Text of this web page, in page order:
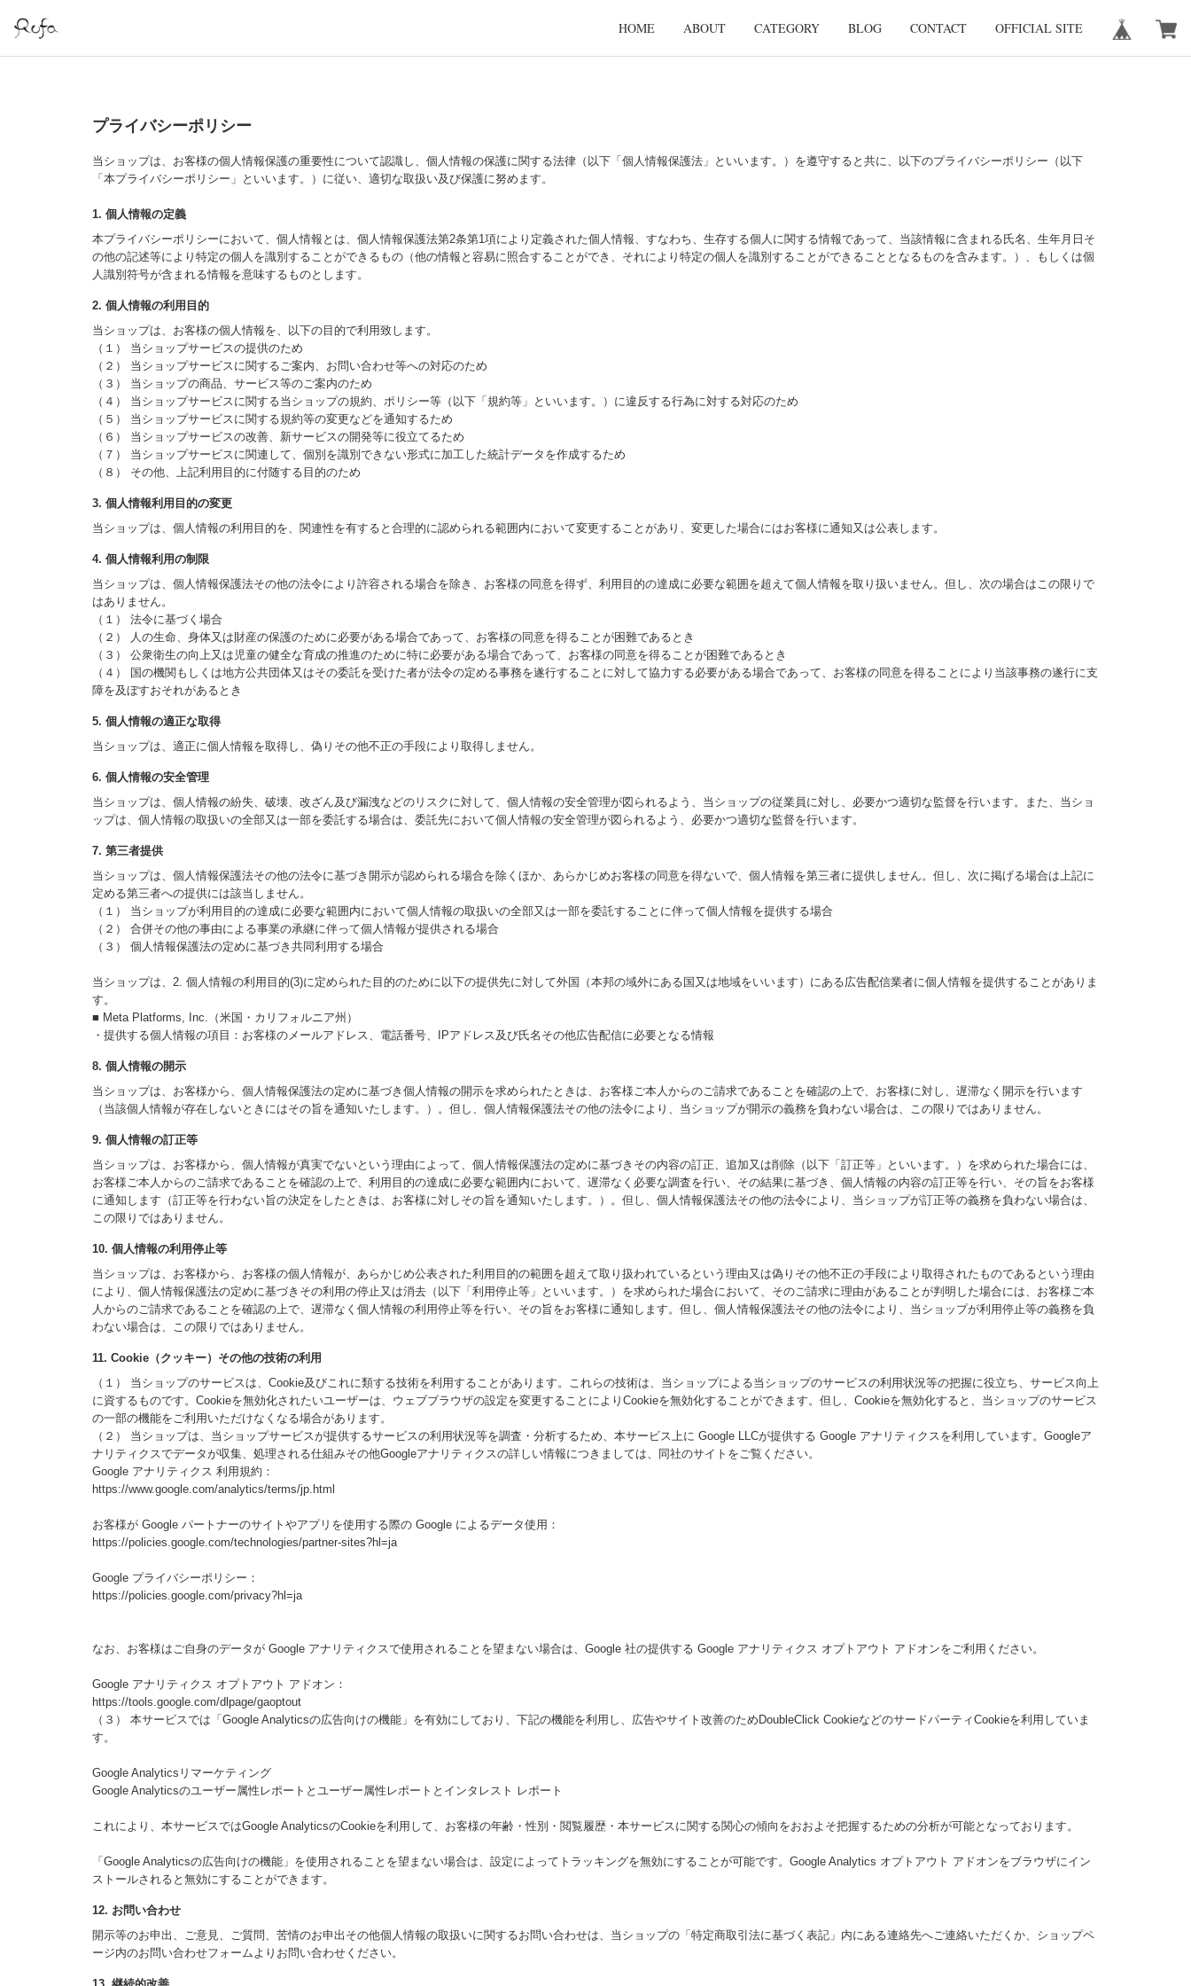
HOME ABOUT CATEGORY BLOG CONTACT OFFICIAL SITE
プライバシーポリシー
当ショップは、お客様の個人情報保護の重要性について認識し、個人情報の保護に関する法律（以下「個人情報保護法」といいます。）を遵守すると共に、以下のプライバシーポリシー（以下
「本プライバシーポリシー」といいます。）に従い、適切な取扱い及び保護に努めます。
1. 個人情報の定義
本プライバシーポリシーにおいて、個人情報とは、個人情報保護法第2条第1項により定義された個人情報、すなわち、生存する個人に関する情報であって、当該情報に含まれる氏名、生年月日そ
の他の記述等により特定の個人を識別することができるもの（他の情報と容易に照合することができ、それにより特定の個人を識別することができることとなるものを含みます。）、もしくは個
人識別符号が含まれる情報を意味するものとします。
2. 個人情報の利用目的
当ショップは、お客様の個人情報を、以下の目的で利用致します。
（１） 当ショップサービスの提供のため
（２） 当ショップサービスに関するご案内、お問い合わせ等への対応のため
（３） 当ショップの商品、サービス等のご案内のため
（４） 当ショップサービスに関する当ショップの規約、ポリシー等（以下「規約等」といいます。）に違反する行為に対する対応のため
（５） 当ショップサービスに関する規約等の変更などを通知するため
（６） 当ショップサービスの改善、新サービスの開発等に役立てるため
（７） 当ショップサービスに関連して、個別を識別できない形式に加工した統計データを作成するため
（８） その他、上記利用目的に付随する目的のため
3. 個人情報利用目的の変更
当ショップは、個人情報の利用目的を、関連性を有すると合理的に認められる範囲内において変更することがあり、変更した場合にはお客様に通知又は公表します。
4. 個人情報利用の制限
当ショップは、個人情報保護法その他の法令により許容される場合を除き、お客様の同意を得ず、利用目的の達成に必要な範囲を超えて個人情報を取り扱いません。但し、次の場合はこの限りで
はありません。
（１） 法令に基づく場合
（２） 人の生命、身体又は財産の保護のために必要がある場合であって、お客様の同意を得ることが困難であるとき
（３） 公衆衛生の向上又は児童の健全な育成の推進のために特に必要がある場合であって、お客様の同意を得ることが困難であるとき
（４） 国の機関もしくは地方公共団体又はその委託を受けた者が法令の定める事務を遂行することに対して協力する必要がある場合であって、お客様の同意を得ることにより当該事務の遂行に支
障を及ぼすおそれがあるとき
5. 個人情報の適正な取得
当ショップは、適正に個人情報を取得し、偽りその他不正の手段により取得しません。
6. 個人情報の安全管理
当ショップは、個人情報の紛失、破壊、改ざん及び漏洩などのリスクに対して、個人情報の安全管理が図られるよう、当ショップの従業員に対し、必要かつ適切な監督を行います。また、当ショ
ップは、個人情報の取扱いの全部又は一部を委託する場合は、委託先において個人情報の安全管理が図られるよう、必要かつ適切な監督を行います。
7. 第三者提供
当ショップは、個人情報保護法その他の法令に基づき開示が認められる場合を除くほか、あらかじめお客様の同意を得ないで、個人情報を第三者に提供しません。但し、次に掲げる場合は上記に
定める第三者への提供には該当しません。
（１） 当ショップが利用目的の達成に必要な範囲内において個人情報の取扱いの全部又は一部を委託することに伴って個人情報を提供する場合
（２） 合併その他の事由による事業の承継に伴って個人情報が提供される場合
（３） 個人情報保護法の定めに基づき共同利用する場合
当ショップは、2. 個人情報の利用目的(3)に定められた目的のために以下の提供先に対して外国（本邦の域外にある国又は地域をいいます）にある広告配信業者に個人情報を提供することがありま
す。
■ Meta Platforms, Inc.（米国・カリフォルニア州）
・提供する個人情報の項目：お客様のメールアドレス、電話番号、IPアドレス及び氏名その他広告配信に必要となる情報
8. 個人情報の開示
当ショップは、お客様から、個人情報保護法の定めに基づき個人情報の開示を求められたときは、お客様ご本人からのご請求であることを確認の上で、お客様に対し、遅滞なく開示を行います
（当該個人情報が存在しないときにはその旨を通知いたします。）。但し、個人情報保護法その他の法令により、当ショップが開示の義務を負わない場合は、この限りではありません。
9. 個人情報の訂正等
当ショップは、お客様から、個人情報が真実でないという理由によって、個人情報保護法の定めに基づきその内容の訂正、追加又は削除（以下「訂正等」といいます。）を求められた場合には、
お客様ご本人からのご請求であることを確認の上で、利用目的の達成に必要な範囲内において、遅滞なく必要な調査を行い、その結果に基づき、個人情報の内容の訂正等を行い、その旨をお客様
に通知します（訂正等を行わない旨の決定をしたときは、お客様に対しその旨を通知いたします。）。但し、個人情報保護法その他の法令により、当ショップが訂正等の義務を負わない場合は、
この限りではありません。
10. 個人情報の利用停止等
当ショップは、お客様から、お客様の個人情報が、あらかじめ公表された利用目的の範囲を超えて取り扱われているという理由又は偽りその他不正の手段により取得されたものであるという理由
により、個人情報保護法の定めに基づきその利用の停止又は消去（以下「利用停止等」といいます。）を求められた場合において、そのご請求に理由があることが判明した場合には、お客様ご本
人からのご請求であることを確認の上で、遅滞なく個人情報の利用停止等を行い、その旨をお客様に通知します。但し、個人情報保護法その他の法令により、当ショップが利用停止等の義務を負
わない場合は、この限りではありません。
11. Cookie（クッキー）その他の技術の利用
（１） 当ショップのサービスは、Cookie及びこれに類する技術を利用することがあります。これらの技術は、当ショップによる当ショップのサービスの利用状況等の把握に役立ち、サービス向上
に資するものです。Cookieを無効化されたいユーザーは、ウェブブラウザの設定を変更することによりCookieを無効化することができます。但し、Cookieを無効化すると、当ショップのサービス
の一部の機能をご利用いただけなくなる場合があります。
（２） 当ショップは、当ショップサービスが提供するサービスの利用状況等を調査・分析するため、本サービス上に Google LLCが提供する Google アナリティクスを利用しています。Googleア
ナリティクスでデータが収集、処理される仕組みその他Googleアナリティクスの詳しい情報につきましては、同社のサイトをご覧ください。
Google アナリティクス 利用規約：
https://www.google.com/analytics/terms/jp.html
お客様が Google パートナーのサイトやアプリを使用する際の Google によるデータ使用：
https://policies.google.com/technologies/partner-sites?hl=ja
Google プライバシーポリシー：
https://policies.google.com/privacy?hl=ja
なお、お客様はご自身のデータが Google アナリティクスで使用されることを望まない場合は、Google 社の提供する Google アナリティクス オプトアウト アドオンをご利用ください。
Google アナリティクス オプトアウト アドオン：
https://tools.google.com/dlpage/gaoptout
（３） 本サービスでは「Google Analyticsの広告向けの機能」を有効にしており、下記の機能を利用し、広告やサイト改善のためDoubleClick CookieなどのサードパーティCookieを利用していま
す。
Google Analyticsリマーケティング
Google Analyticsのユーザー属性レポートとユーザー属性レポートとインタレスト レポート
これにより、本サービスではGoogle AnalyticsのCookieを利用して、お客様の年齢・性別・閲覧履歴・本サービスに関する関心の傾向をおおよそ把握するための分析が可能となっております。
「Google Analyticsの広告向けの機能」を使用されることを望まない場合は、設定によってトラッキングを無効にすることが可能です。Google Analytics オプトアウト アドオンをブラウザにイン
ストールされると無効にすることができます。
12. お問い合わせ
開示等のお申出、ご意見、ご質問、苦情のお申出その他個人情報の取扱いに関するお問い合わせは、当ショップの「特定商取引法に基づく表記」内にある連絡先へご連絡いただくか、ショップペ
ージ内のお問い合わせフォームよりお問い合わせください。